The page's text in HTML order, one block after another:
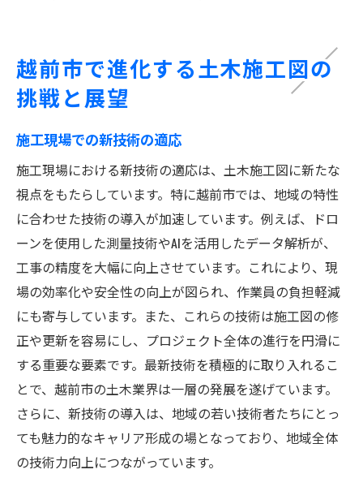
越前市で進化する土木施工図の
挑戦と展望
施工現場での新技術の適応
施工現場における新技術の適応は、土木施工図に新たな
視点をもたらしています。特に越前市では、地域の特性
に合わせた技術の導入が加速しています。例えば、ドロ
ーンを使用した測量技術やAIを活用したデータ解析が、
工事の精度を大幅に向上させています。これにより、現
場の効率化や安全性の向上が図られ、作業員の負担軽減
にも寄与しています。また、これらの技術は施工図の修
正や更新を容易にし、プロジェクト全体の進行を円滑に
する重要な要素です。最新技術を積極的に取り入れるこ
とで、越前市の土木業界は一層の発展を遂げています。
さらに、新技術の導入は、地域の若い技術者たちにとっ
ても魅力的なキャリア形成の場となっており、地域全体
の技術力向上につながっています。